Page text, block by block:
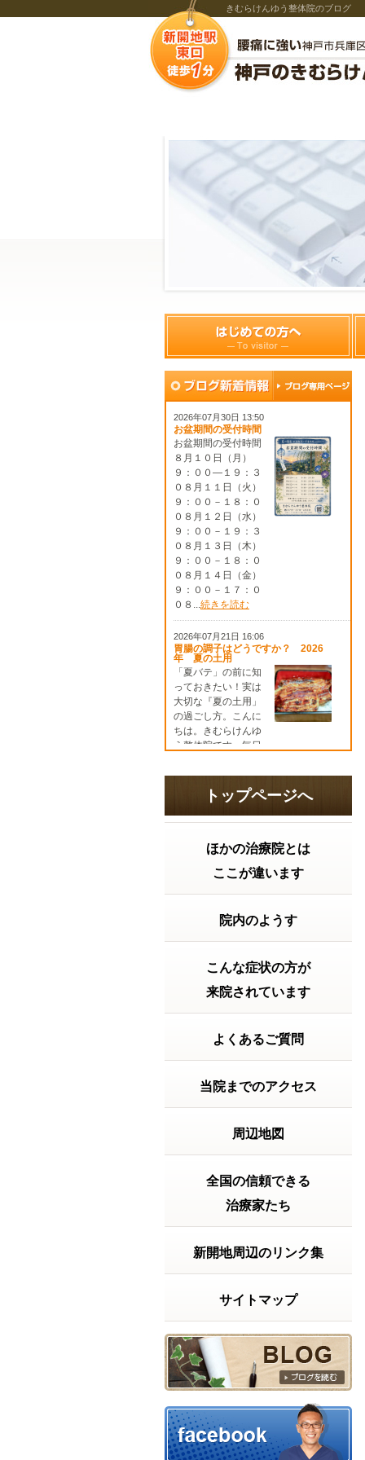
きむらけんゆう整体院のブログ
2026年07月30日 13:50
お盆期間の受付時間
お盆期間の受付時間
８月１０日（月）
９：００―１９：３
０８月１１日（火）
９：００－１８：０
０８月１２日（水）
９：００－１９：３
０８月１３日（木）
９：００－１８：０
０８月１４日（金）
９：００－１７：０
０８...続きを読む
2026年07月21日 16:06
胃腸の調子はどうですか？ 2026
年 夏の土用
「夏バテ」の前に知
っておきたい！実は
大切な『夏の土用」
の過ごし方。こんに
ちは。きむらけんゆ
う整体院です。毎日
すね。「最近なんと
なく疲れやすい…」
「食欲がない」 「胃
が重い」 「寝て...続
2026年07月15日 12:15
2026年7月20日の受付時間
2026年7月20日
時から18時まで受付
～～～～～～～～～
【神戸市兵庫区の整
０８１１神戸... 続きを
2026年06月23日 17:59
【実話】ベッドから立ち上がるの
に・・・
立ち上がるのに、15
とは一生付き合って
な……」もし、あな
少しだけ私の話を聞
合気道と東洋医学に
学ぶ『呼吸と体の
軸』の話！ ① 最近こ
んな方が増えていま
吸が浅い 疲れている
のに休まらない 胸が
ソワソワする朝、起
きた瞬間から「あー
トップページへ
ほかの治療院とは
ここが違います
院内のようす
こんな症状の方が
来院されています
よくあるご質問
当院までのアクセス
周辺地図
全国の信頼できる
治療家たち
新開地周辺のリンク集
サイトマップ